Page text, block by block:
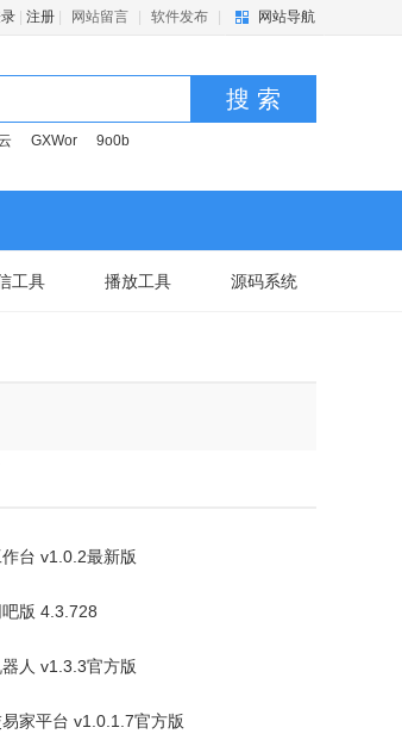
注册 网站留言 软件发布 网站导航
搜 索
GXWor 9o0b
工具 播放工具 源码系统
台 v1.0.2最新版
版 4.3.728
人 v1.3.3官方版
家平台 v1.0.1.7官方版